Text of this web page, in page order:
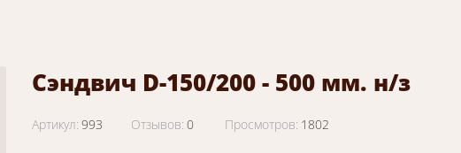
Сэндвич D-150/200 - 500 мм. н/з
Артикул: 993 Отзывов: 0 Просмотров: 1802